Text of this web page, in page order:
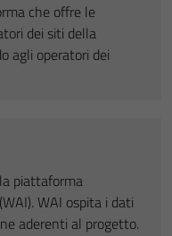
che offre le
dei siti della
agli operatori dei
piattaforma
WAI ospita i dati
aderenti al progetto.